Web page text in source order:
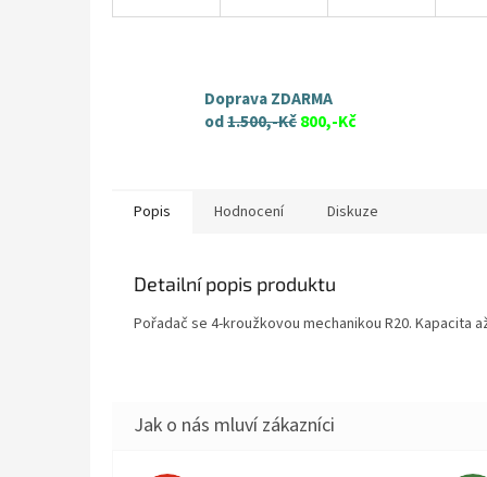
Doprava ZDARMA
od1.500,-Kč800,-Kč
Popis Hodnocení Diskuze
Detailní popis produktu
Pořadač se 4-kroužkovou mechanikou R20. Kapacita